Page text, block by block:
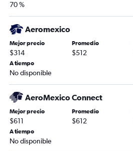
70 %
Aeromexico
Mejor precio
$314
Promedio
$512
A tiempo
No disponible
AeroMexico Connect
Mejor precio
$611
Promedio
$612
A tiempo
No disponible